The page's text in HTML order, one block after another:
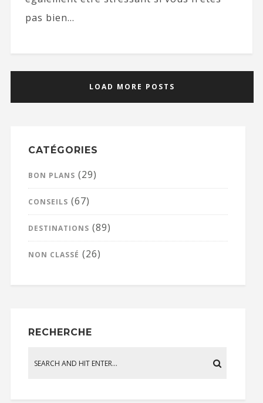
pas bien...
LOAD MORE POSTS
CATÉGORIES
BON PLANS (29)
CONSEILS (67)
DESTINATIONS (89)
NON CLASSÉ (26)
RECHERCHE